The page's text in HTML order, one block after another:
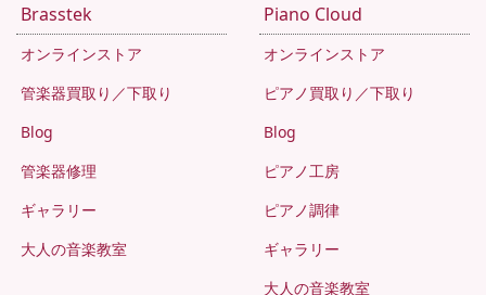
Brasstek
オンラインストア
管楽器買取り／下取り
Blog
管楽器修理
ギャラリー
大人の音楽教室
Piano Cloud
オンラインストア
ピアノ買取り／下取り
Blog
ピアノ工房
ピアノ調律
ギャラリー
大人の音楽教室